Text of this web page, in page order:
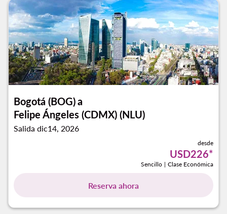
Bogotá (BOG)a
Felipe Ángeles (CDMX) (NLU)
Salida dic14, 2026
desde
USD226*
Sencillo | Clase Económica
Reserva ahora